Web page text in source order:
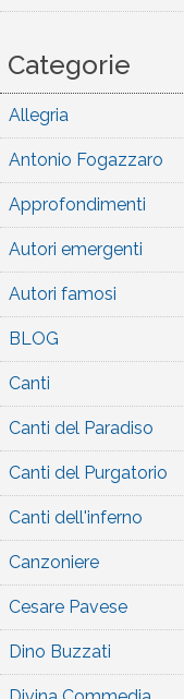
Categorie
Allegria
Antonio Fogazzaro
Approfondimenti
Autori emergenti
Autori famosi
BLOG
Canti
Canti del Paradiso
Canti del Purgatorio
Canti dell'inferno
Canzoniere
Cesare Pavese
Dino Buzzati